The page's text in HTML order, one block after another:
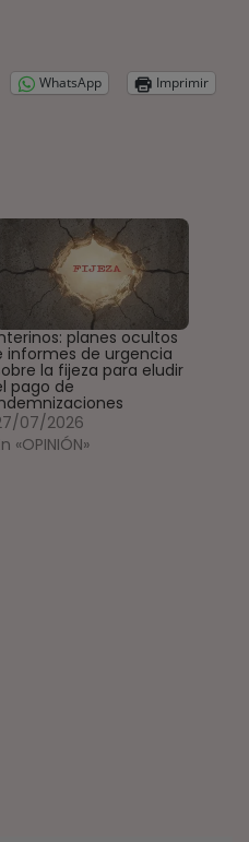
WhatsApp
Imprimir
planes ocultos
informes de urgencia
la fijeza para eludir
pago de
07/2026
«OPINIÓN»